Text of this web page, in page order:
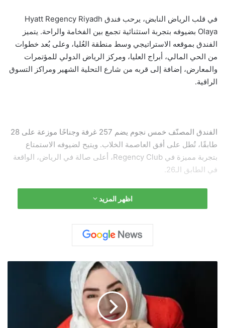
في قلب الرياض النابض، يرحب فندق Hyatt Regency Riyadh
Olaya بضيوفه بتجربة استثنائية تجمع بين الفخامة والراحة. يتميز
الفندق بموقعه الاستراتيجي وسط منطقة العُليا، وعلى بُعد خطوات
من الحي المالي، أبراج العليا، ومركز الرياض الدولي للمؤتمرات
والمعارض، إضافة إلى قربه من شارع التحلية الشهير ومراكز التسوق
الراقية.
الفندق المصنّف خمس نجوم يضم 257 غرفة وجناحًا موزعة على 28
طابقًا، تُطل على أفق العاصمة الخلاب. ويتيح لضيوفه الاستمتاع
بتجربة مميزة في Regency Club، أعلى صالة في الرياض، الواقعة
في الطابق الـ26.
والخدمات العائلية الراقية، ليكون الخيار الأمثل سواء لرحلات الأعمال
أو للإجازات، خصوصًا مع قربه من مترو الرياض الجديد الذي يجعل
اظهر المزيد